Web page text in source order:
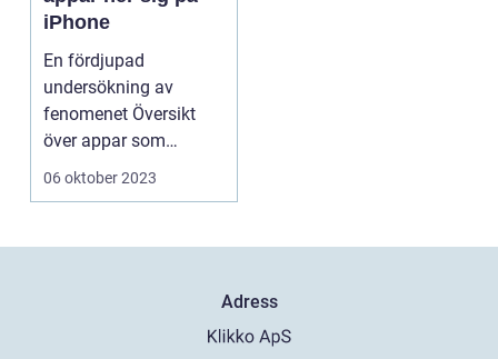
iPhone
En fördjupad
undersökning av
fenomenet Översikt
över appar som
stänger ner sig på
06 oktober 2023
Adress